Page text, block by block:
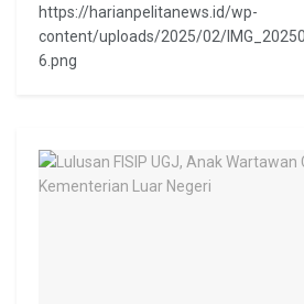
https://harianpelitanews.id/wp-
content/uploads/2025/02/
6.png